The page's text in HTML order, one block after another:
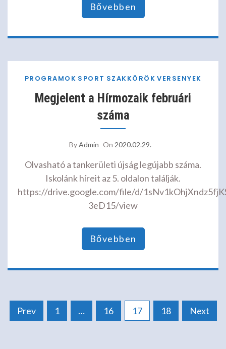
Bővebben
PROGRAMOK SPORT SZAKKÖRÖK VERSENYEK
Megjelent a Hírmozaik februári
száma
ByAdmin On 2020.02.29.
Olvasható a tankerületi újság legújabb száma.
Iskolánk híreit az 5. oldalon találják.
https://drive.google.com/file/d/
3eD15/view
Bővebben
Bejegyzések
Prev 1 … 16 17 18 Next